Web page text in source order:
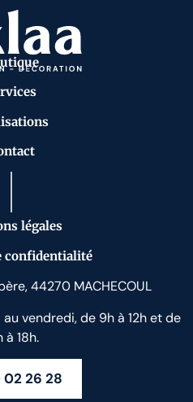
légales
confidentialité
44270 MACHECOUL
vendredi, de 9h à 12h et de
à 18h.
26 28